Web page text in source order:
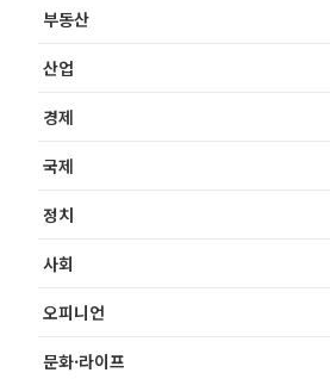
부동산
산업
경제
국제
정치
사회
오피니언
문화·라이프